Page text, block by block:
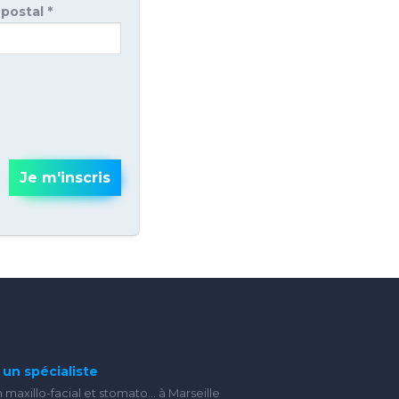
*
Je m'inscris
spécialiste
maxillo-facial et stomato... à Marseille